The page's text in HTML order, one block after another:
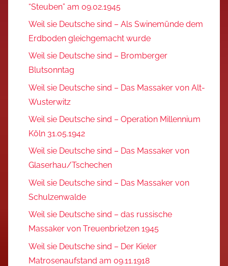
“Steuben” am 09.02.1945
Weil sie Deutsche sind – Als Swinemünde dem
Erdboden gleichgemacht wurde
Weil sie Deutsche sind – Bromberger
Blutsonntag
Weil sie Deutsche sind – Das Massaker von Alt-
Wusterwitz
Weil sie Deutsche sind – Operation Millennium
Köln 31.05.1942
Weil sie Deutsche sind – Das Massaker von
Glaserhau/Tschechen
Weil sie Deutsche sind – Das Massaker von
Schulzenwalde
Weil sie Deutsche sind – das russische
Massaker von Treuenbrietzen 1945
Weil sie Deutsche sind – Der Kieler
Matrosenaufstand am 09.11.1918